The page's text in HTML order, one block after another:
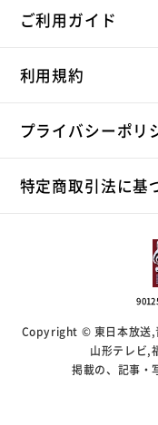
ご利用ガイド
利用規約
プライバシーポリ
特定商取引法に基
Copyright © 東日本放送,
山形テレビ,
掲載の、記事・